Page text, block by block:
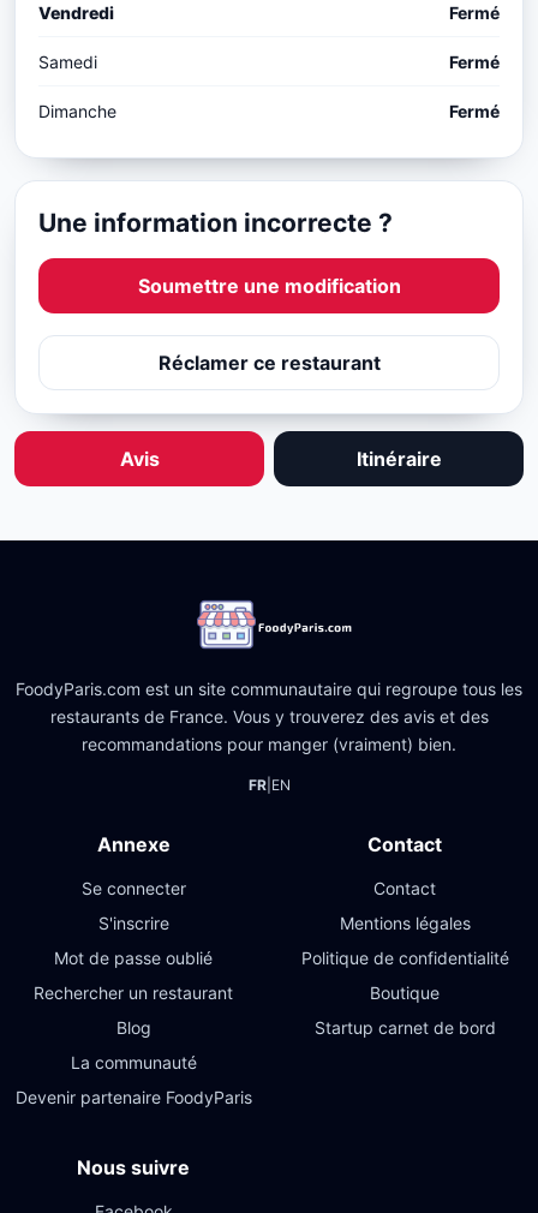
Vendredi Fermé
Samedi Fermé
Dimanche Fermé
Une information incorrecte ?
Soumettre une modification
Réclamer ce restaurant
Avis Itinéraire
FoodyParis.com est un site communautaire qui regroupe tous les
restaurants de France. Vous y trouverez des avis et des
recommandations pour manger (vraiment) bien.
FR| EN
Annexe
Se connecter
S'inscrire
Mot de passe oublié
Rechercher un restaurant
Blog
La communauté
Devenir partenaire FoodyParis
Contact
Contact
Mentions légales
Politique de confidentialité
Boutique
Startup carnet de bord
Nous suivre